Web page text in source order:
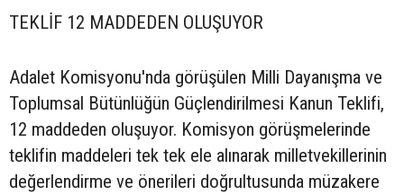
TEKLİF 12 MADDEDEN OLUŞUYOR
Adalet Komisyonu'nda görüşülen Milli Dayanışma ve
Toplumsal Bütünlüğün Güçlendirilmesi Kanun Teklifi,
12 maddeden oluşuyor. Komisyon görüşmelerinde
teklifin maddeleri tek tek ele alınarak milletvekillerinin
değerlendirme ve önerileri doğrultusunda müzakere